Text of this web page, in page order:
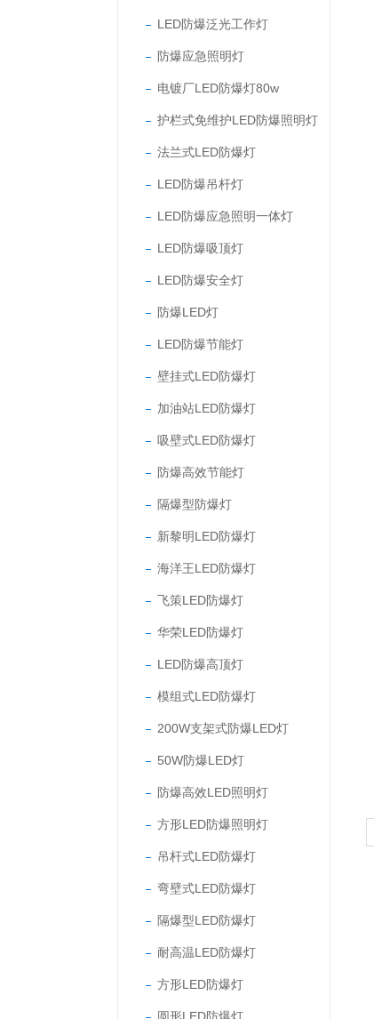
LED防爆泛光工作灯
防爆应急照明灯
电镀厂LED防爆灯80w
护栏式免维护LED防爆照明灯
法兰式LED防爆灯
LED防爆吊杆灯
LED防爆应急照明一体灯
LED防爆吸顶灯
LED防爆安全灯
防爆LED灯
LED防爆节能灯
壁挂式LED防爆灯
加油站LED防爆灯
吸壁式LED防爆灯
防爆高效节能灯
隔爆型防爆灯
新黎明LED防爆灯
海洋王LED防爆灯
飞策LED防爆灯
华荣LED防爆灯
LED防爆高顶灯
模组式LED防爆灯
200W支架式防爆LED灯
50W防爆LED灯
防爆高效LED照明灯
方形LED防爆照明灯
吊杆式LED防爆灯
弯壁式LED防爆灯
隔爆型LED防爆灯
耐高温LED防爆灯
方形LED防爆灯